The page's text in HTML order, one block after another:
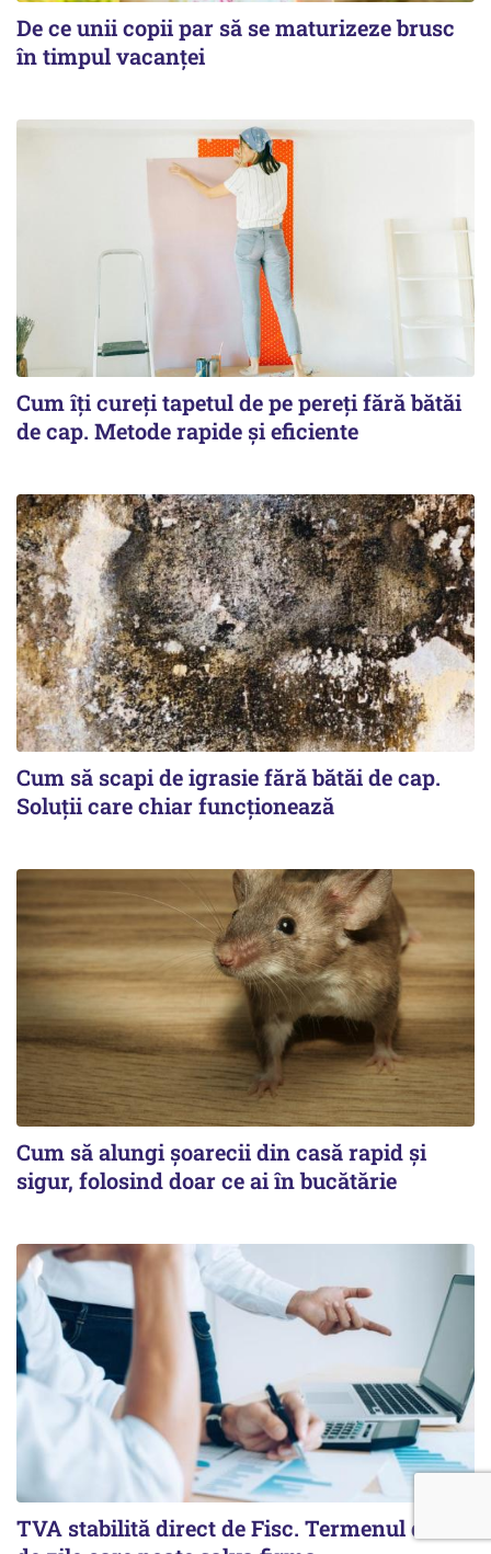
De ce unii copii par să se maturizeze brusc
în timpul vacanței
Cum îți cureți tapetul de pe pereți fără bătăi
de cap. Metode rapide și eficiente
Cum să scapi de igrasie fără bătăi de cap.
Soluții care chiar funcționează
Cum să alungi șoarecii din casă rapid și
sigur, folosind doar ce ai în bucătărie
TVA stabilită direct de Fisc. Termenul de 60